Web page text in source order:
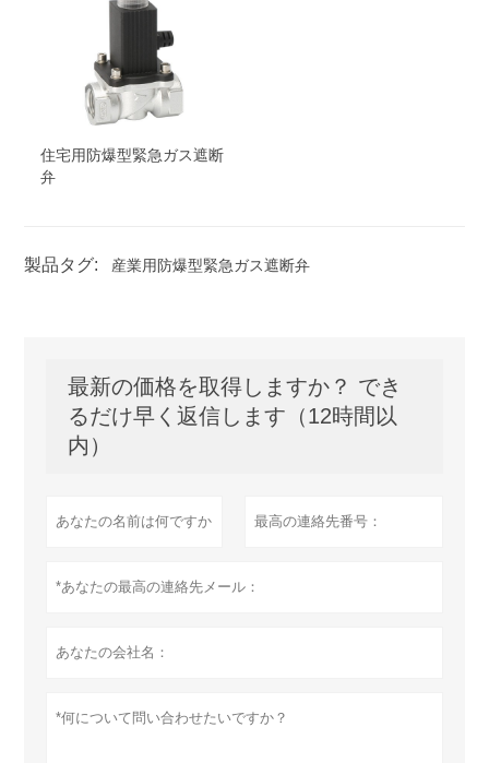
住宅用防爆型緊急ガス遮断
弁
製品タグ: 産業用防爆型緊急ガス遮断弁
最新の価格を取得しますか？ でき
るだけ早く返信します（12時間以
内）